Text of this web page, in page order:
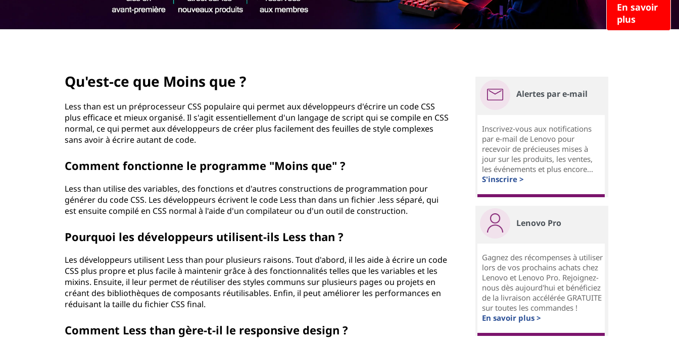
a
En savoir
plus
Qu'est-ce que Moins que ?
Less than est un préprocesseur CSS populaire qui permet aux développeurs d'écrire un code CSS
plus efficace et mieux organisé. Il s'agit essentiellement d'un langage de script qui se compile en CSS
normal, ce qui permet aux développeurs de créer plus facilement des feuilles de style complexes
sans avoir à écrire autant de code.
Comment fonctionne le programme "Moins que" ?
Less than utilise des variables, des fonctions et d'autres constructions de programmation pour
générer du code CSS. Les développeurs écrivent le code Less than dans un fichier .less séparé, qui
est ensuite compilé en CSS normal à l'aide d'un compilateur ou d'un outil de construction.
Pourquoi les développeurs utilisent-ils Less than ?
Les développeurs utilisent Less than pour plusieurs raisons. Tout d'abord, il les aide à écrire un code
CSS plus propre et plus facile à maintenir grâce à des fonctionnalités telles que les variables et les
mixins. Ensuite, il leur permet de réutiliser des styles communs sur plusieurs pages ou projets en
créant des bibliothèques de composants réutilisables. Enfin, il peut améliorer les performances en
réduisant la taille du fichier CSS final.
Comment Less than gère-t-il le responsive design ?
Alertes par e-mail
Inscrivez-vous aux notifications
par e-mail de Lenovo pour
recevoir de précieuses mises à
jour sur les produits, les ventes,
les événements et plus encore...
S'inscrire >
Lenovo Pro
Gagnez des récompenses à utiliser
lors de vos prochains achats chez
Lenovo et Lenovo Pro. Rejoignez-
nous dès aujourd'hui et bénéficiez
de la livraison accélérée GRATUITE
sur toutes les commandes !
En savoir plus >